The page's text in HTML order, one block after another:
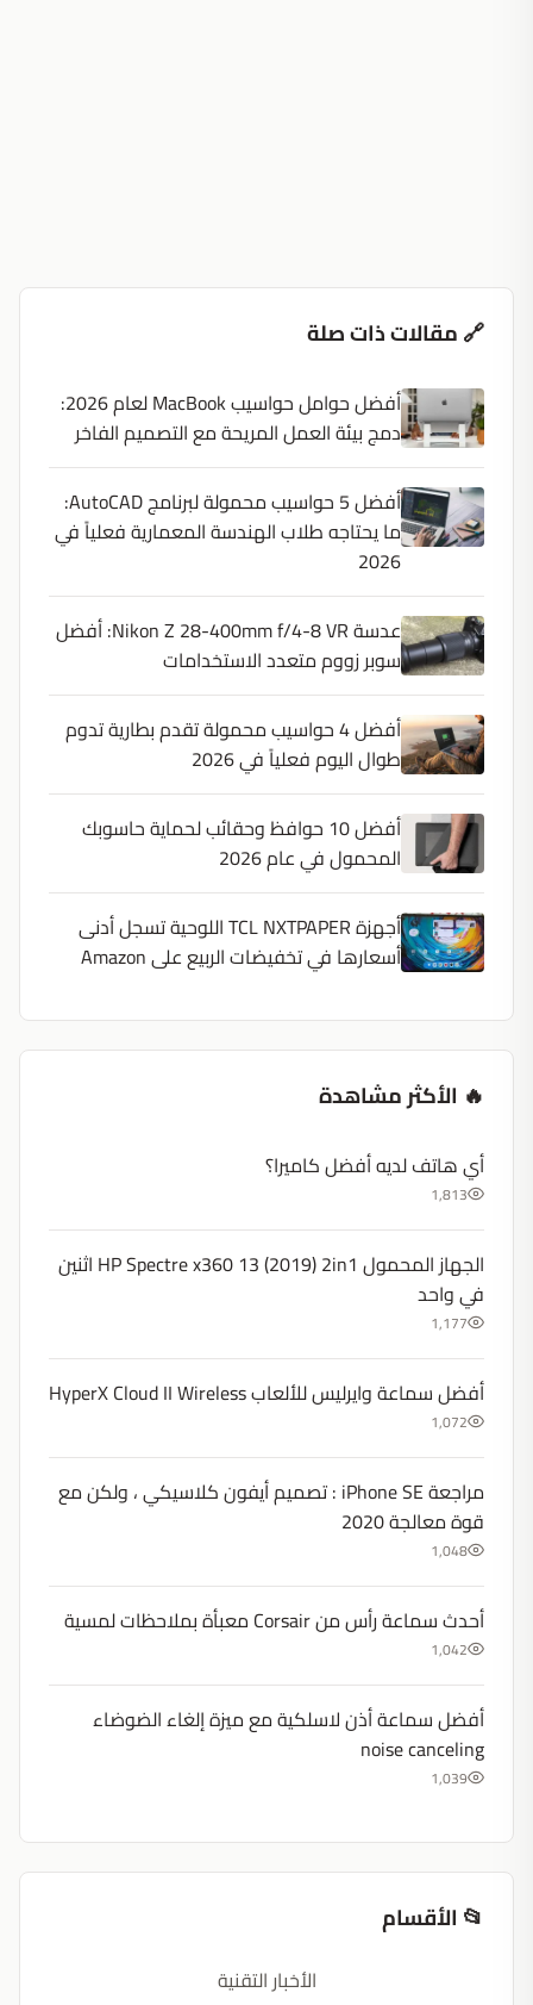
🔗 مقالات ذات صلة
أفضل حوامل حواسيب MacBook لعام 2026:
دمج بيئة العمل المريحة مع التصميم الفاخر
أفضل 5 حواسيب محمولة لبرنامج AutoCAD:
ما يحتاجه طلاب الهندسة المعمارية فعلياً في
2026
عدسة Nikon Z 28-400mm f/4-8 VR: أفضل
سوبر زووم متعدد الاستخدامات
أفضل 4 حواسيب محمولة تقدم بطارية تدوم
طوال اليوم فعلياً في 2026
أفضل 10 حوافظ وحقائب لحماية حاسوبك
المحمول في عام 2026
أجهزة TCL NXTPAPER اللوحية تسجل أدنى
أسعارها في تخفيضات الربيع على Amazon
🔥 الأكثر مشاهدة
أي هاتف لديه أفضل كاميرا؟
1,813
الجهاز المحمول HP Spectre x360 13 (2019) 2in1 اثنين
في واحد
1,177
أفضل سماعة وايرليس للألعاب HyperX Cloud II Wireless
1,072
مراجعة iPhone SE : تصميم أيفون كلاسيكي ، ولكن مع
قوة معالجة 2020
1,048
أحدث سماعة رأس من Corsair معبأة بملاحظات لمسية
1,042
أفضل سماعة أذن لاسلكية مع ميزة إلغاء الضوضاء
noise canceling
1,039
📂 الأقسام
الأخبار التقنية